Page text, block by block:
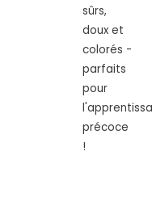
sûrs,
doux et
colorés -
parfaits
pour
précoce
!